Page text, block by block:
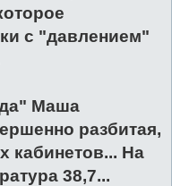
с "давлением"
Маша
разбитая,
кабинетов... На
38,7...